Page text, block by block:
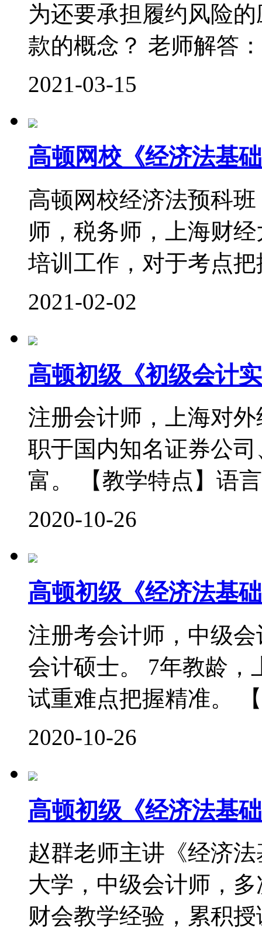
为还要承担履约风险
款的概念？ 老师解答
2021-03-15
高顿网校《经济法基
高顿网校经济法预科
师，税务师，上海财
培训工作，对于考点
2021-02-02
高顿初级《初级会计
注册会计师，上海对
职于国内知名证券公
富。 【教学特点】语
2020-10-26
高顿初级《经济法基
注册考会计师，中级
会计硕士。 7年教龄
试重难点把握精准。
2020-10-26
高顿初级《经济法基
赵群老师主讲《经济
大学，中级会计师，
财会教学经验，累积